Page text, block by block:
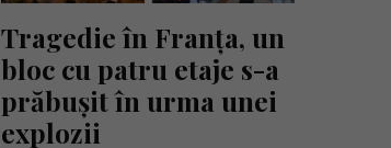
Tragedie în Franța, un
bloc cu patru etaje s-a
prăbușit în urma unei
explozii